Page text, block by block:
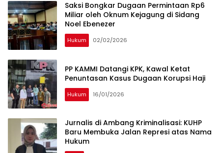
Saksi Bongkar Dugaan Permintaan Rp6
Miliar oleh Oknum Kejagung di Sidang
Noel Ebenezer
Hukum 02/02/2026
PP KAMMI Datangi KPK, Kawal Ketat
Penuntasan Kasus Dugaan Korupsi Haji
Hukum 16/01/2026
Jurnalis di Ambang Kriminalisasi: KUHP
Baru Membuka Jalan Represi atas Nama
Hukum